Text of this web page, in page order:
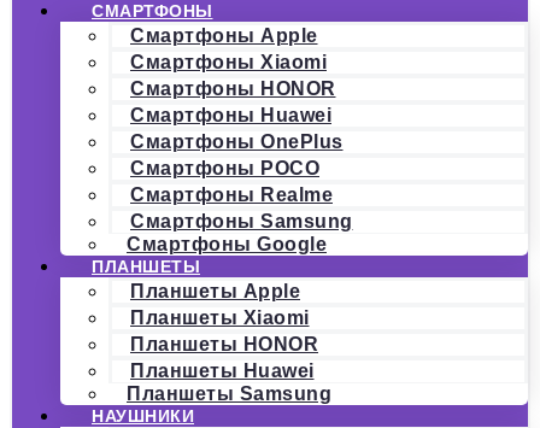
СМАРТФОНЫ
Смартфоны Apple
Смартфоны Xiaomi
Смартфоны HONOR
Смартфоны Huawei
Смартфоны OnePlus
Смартфоны POCO
Смартфоны Realme
Смартфоны Samsung
Смартфоны Google
ПЛАНШЕТЫ
Планшеты Apple
Планшеты Xiaomi
Планшеты HONOR
Планшеты Huawei
Планшеты Samsung
НАУШНИКИ